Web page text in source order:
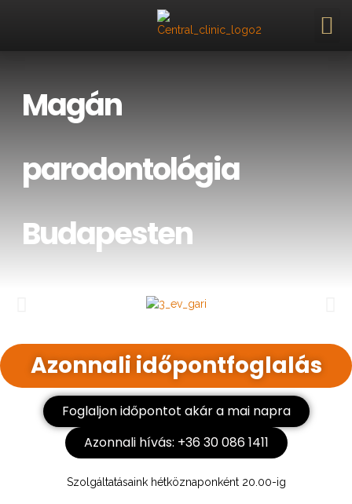
Magán
parodontológia
Budapesten
Azonnali időpontfoglalás
Foglaljon időpontot akár a mai napra
Azonnali hívás: +36 30 086 1411
Szolgáltatásaink hétköznaponként 20.00-ig